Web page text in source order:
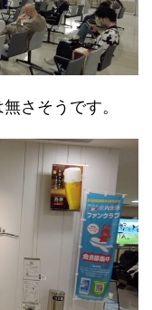
さそうです。